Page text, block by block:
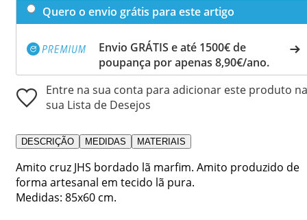
Quero o envio grátis para este artigo
Envio GRÁTIS e até 1500€ de
poupança por apenas 8,90€/ano.
Entre na sua conta para adicionar este produto na
sua Lista de Desejos
DESCRIÇÃO MEDIDAS MATERIAIS
Amito cruz JHS bordado lã marfim. Amito produzido de
forma artesanal em tecido lã pura.
Medidas: 85x60 cm.